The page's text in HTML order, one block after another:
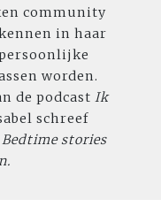
community
in haar
worden.
de podcast Ik
schreef
Bedtime stories